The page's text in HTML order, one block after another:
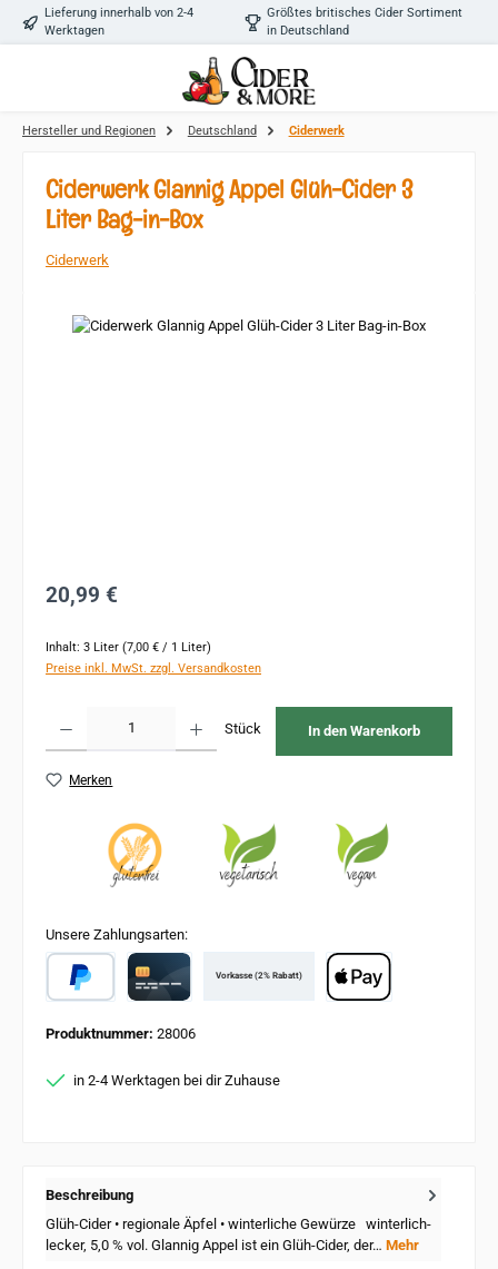
Zum Hauptinhalt springen
Lieferung innerhalb von 2-4
Werktagen
Größtes britisches Cider Sortiment
in Deutschland
Hersteller und Regionen Deutschland Ciderwerk
Ciderwerk Glannig Appel Glüh-Cider 3
Liter Bag-in-Box
Ciderwerk
Bildergalerie überspringen
Regulärer Preis:
20,99 €
Inhalt: 3 Liter (7,00 € / 1 Liter)
Preise inkl. MwSt. zzgl. Versandkosten
Stück In den Warenkorb
Merken
Unsere Zahlungsarten:
Vorkasse (2% Rabatt)
Produktnummer: 28006
in 2-4 Werktagen bei dir Zuhause
Beschreibung
Glüh-Cider • regionale Äpfel • winterliche Gewürze winterlich-
lecker, 5,0 % vol. Glannig Appel ist ein Glüh-Cider, der… Mehr